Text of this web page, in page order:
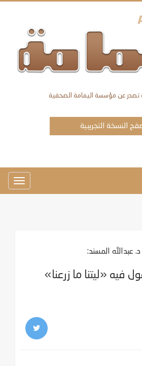
عن مؤسسة اليمامة الصحفية
النسخة التجريبية
Toggle
عبدالله المسند:
«ليتنا ما زرعنا»